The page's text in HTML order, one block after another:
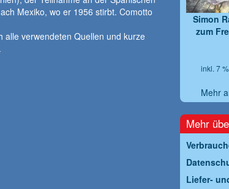
Mexiko, wo er 1956 stirbt. Comotto
alle verwendeten Quellen und kurze
Simon
zum
inkl. 7
Mehr
Mehr
Liefer-